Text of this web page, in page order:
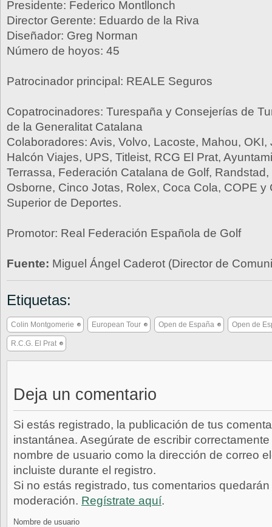
Presidente: Federico Montllonch
Director Gerente: Eduardo de la Riva
Diseñador: Greg Norman
Número de hoyos: 45
Patrocinador principal: REALE Seguros
Copatrocinadores: Turespaña y Consejerías de
de la Generalitat Catalana
Colaboradores: Avis, Volvo, Lacoste, Mahou, OKI,
Halcón Viajes, UPS, Titleist, RCG El Prat,
Terrassa, Federación Catalana de Golf,
Osborne, Cinco Jotas, Rolex, Coca Cola, COPE y
Superior de Deportes.
Promotor: Real Federación Española de Golf
Fuente: Miguel Ángel Caderot (Director de
Etiquetas:
Colin Montgomerie European Tour Open de España Open de
R.C.G. El Prat
Deja un comentario
Si estás registrado, la publicación de tus
instantánea. Asegúrate de escribir
nombre de usuario como la dirección de correo
incluiste durante el registro.
Si no estás registrado, tus comentarios
moderación. Regístrate aquí.
Nombre de usuario